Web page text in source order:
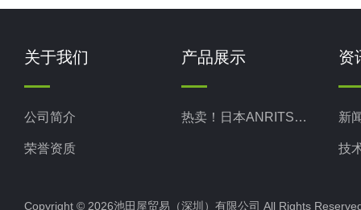
关于我们
公司简介
荣誉资质
产品展示
热卖！日本ANRITSU安立计器
资
新
技
Copyright © 2026池田屋贸易（深圳）有限公司 All Rights